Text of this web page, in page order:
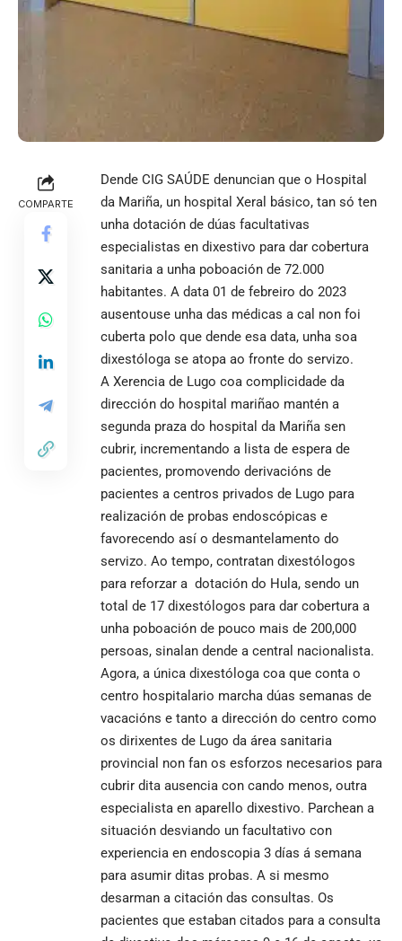
COMPARTE
Dende CIG SAÚDE denuncian que o Hospital
da Mariña, un hospital Xeral básico, tan só ten
unha dotación de dúas facultativas
especialistas en dixestivo para dar cobertura
sanitaria a unha poboación de 72.000
habitantes. A data 01 de febreiro do 2023
ausentouse unha das médicas a cal non foi
cuberta polo que dende esa data, unha soa
dixestóloga se atopa ao fronte do servizo.
A Xerencia de Lugo coa complicidade da
dirección do hospital mariñao mantén a
segunda praza do hospital da Mariña sen
cubrir, incrementando a lista de espera de
pacientes, promovendo derivacións de
pacientes a centros privados de Lugo para
realización de probas endoscópicas e
favorecendo así o desmantelamento do
servizo. Ao tempo, contratan dixestólogos
para reforzar a dotación do Hula, sendo un
total de 17 dixestólogos para dar cobertura a
unha poboación de pouco mais de 200,000
persoas, sinalan dende a central nacionalista.
Agora, a única dixestóloga coa que conta o
centro hospitalario marcha dúas semanas de
vacacións e tanto a dirección do centro como
os dirixentes de Lugo da área sanitaria
provincial non fan os esforzos necesarios para
cubrir dita ausencia con cando menos, outra
especialista en aparello dixestivo. Parchean a
situación desviando un facultativo con
experiencia en endoscopia 3 días á semana
para asumir ditas probas. A si mesmo
desarman a citación das consultas. Os
pacientes que estaban citados para a consulta